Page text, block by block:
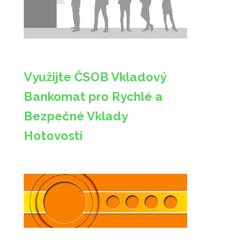
Využijte ČSOB Vkladový
Bankomat pro Rychlé a
Bezpečné Vklady
Hotovosti